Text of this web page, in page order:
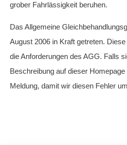
grober Fahrlässigkeit beruhen.
Das Allgemeine
August 2006 in Kraft getreten.
die Anforderungen des AGG. Falls
Beschreibung auf dieser
Meldung, damit wir diesen Fehler